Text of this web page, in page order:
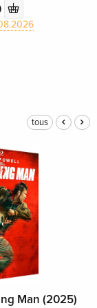
tous
Man (2025)